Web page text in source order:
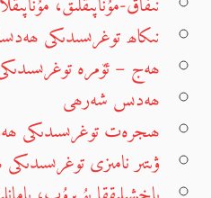
نىكاھ توغرىسىدىكى
ھەج – ئۆمرە
ھەدىس شەرھى
ھىجرەت توغرىسىدىكى
ۋىتىر نامىزى